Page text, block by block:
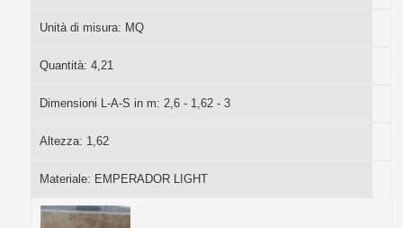
Unità di misura: MQ
Quantità: 4,21
Dimensioni L-A-S in m: 2,6 - 1,62 - 3
Altezza: 1,62
Materiale: EMPERADOR LIGHT